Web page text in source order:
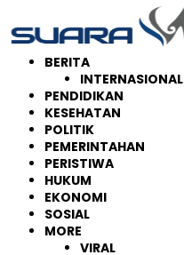
ke
konten
BERITA
INTERNASIONAL
PENDIDIKAN
KESEHATAN
POLITIK
PEMERINTAHAN
PERISTIWA
HUKUM
EKONOMI
SOSIAL
MORE
VIRAL